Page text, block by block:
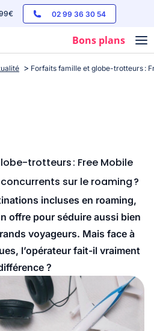
02 99 36 30 54
Bons plans
Forfaits famille et globe-trotteurs :
trotteurs : Free Mobile
sur le roaming ?
incluses en roaming,
offre pour séduire aussi bien
voyageurs. Mais face à
l’opérateur fait-il vraiment
?